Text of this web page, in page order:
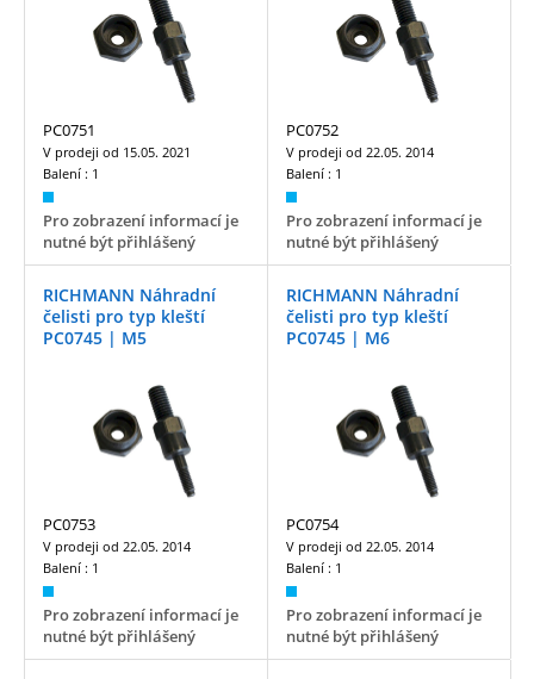
PC0751
V prodeji od 15.05. 2021
Balení : 1
Pro zobrazení informací je
nutné být přihlášený
PC0752
V prodeji od 22.05. 2014
Balení : 1
Pro zobrazení informací je
nutné být přihlášený
RICHMANN Náhradní
čelisti pro typ kleští
PC0745 | M5
PC0753
V prodeji od 22.05. 2014
Balení : 1
Pro zobrazení informací je
nutné být přihlášený
RICHMANN Náhradní
čelisti pro typ kleští
PC0745 | M6
PC0754
V prodeji od 22.05. 2014
Balení : 1
Pro zobrazení informací je
nutné být přihlášený